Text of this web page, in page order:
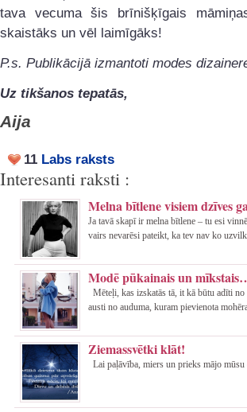
tava vecuma šis brīnišķīgais
skaistāks un vēl laimīgāks!
P.s. Publikācijā izmantoti modes
Uz tikšanos tepatās,
Aija
11 Labs raksts
Interesanti raksti :
Melna bītlene visiem dzīves
Ja tavā skapī ir melna bītlene – tu esi
vairs nevarēsi pateikt, ka tev nav ko
Modē pūkainais un
Mēteļi, kas izskatās tā, it kā būtu adīti
austi no auduma, kuram pievienota
Ziemassvētki klāt!
Lai paļāvība, miers un prieks mājo